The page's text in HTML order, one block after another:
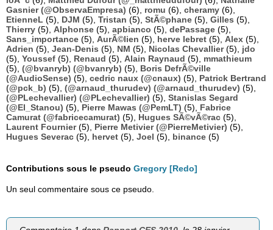
Gasnier (@ObservaEmpresa) (6), romu (6), cheramy (6),
EtienneL (5), DJM (5), Tristan (5), StÃ©phane (5), Gilles (5),
Thierry (5), Alphonse (5), apbianco (5), dePassage (5),
Sans_importance (5), AurÃ©lien (5), herve lebret (5), Alex (5),
Adrien (5), Jean-Denis (5), NM (5), Nicolas Chevallier(5), jdo
(5), Youssef (5), Renaud (5), Alain Raynaud (5), mmathieum
(5), (@bvanryb) (@bvanryb) (5), Boris DefrÃ©ville
(@AudioSense) (5), cedric naux (@cnaux) (5), Patrick Bertrand
(@pck_b) (5), (@arnaud_thurudev) (@arnaud_thurudev) (5),
(@PLechevallier) (@PLechevallier) (5), Stanislas Segard
(@El_Stanou) (5), Pierre Mawas (@PemLT) (5), Fabrice
Camurat (@fabricecamurat) (5), Hugues SÃ©vÃ©rac (5),
Laurent Fournier(5), Pierre Metivier (@PierreMetivier) (5),
Hugues Severac (5), hervet (5), Joel (5), binance (5)
Contributions sous le pseudo Gregory [Redo]
Un seul commentaire sous ce pseudo.